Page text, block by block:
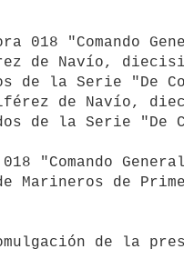
de Navío,
de la Serie "De
de Navío,
de la Serie "De
Marineros de